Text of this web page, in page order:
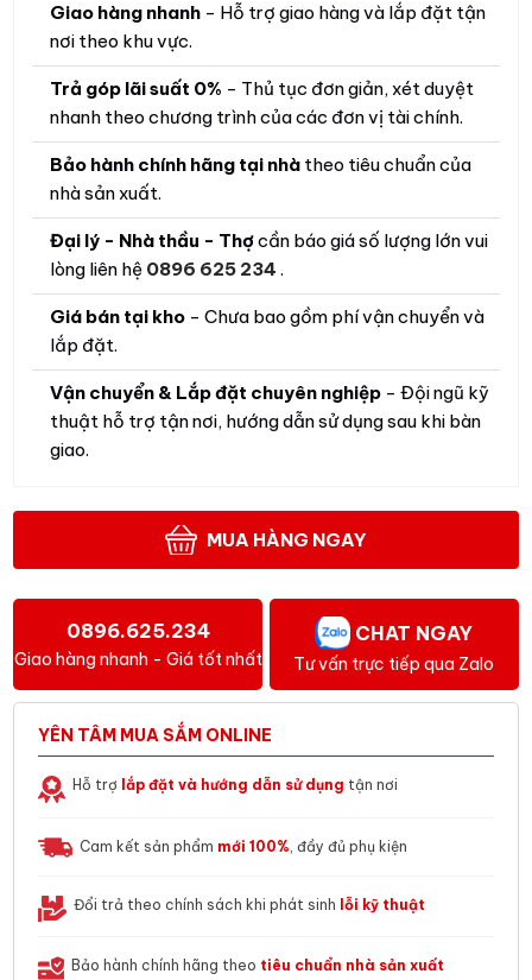
Giao hàng nhanh - Hỗ trợ giao hàng và lắp đặt tận
nơi theo khu vực.
Trả góp lãi suất 0% - Thủ tục đơn giản, xét duyệt
nhanh theo chương trình của các đơn vị tài chính.
Bảo hành chính hãng tại nhà theo tiêu chuẩn của
nhà sản xuất.
Đại lý - Nhà thầu - Thợcần báo giá số lượng lớn vui
lòng liên hệ 0896 625 234.
Giá bán tại kho - Chưa bao gồm phí vận chuyển và
lắp đặt.
Vận chuyển & Lắp đặt chuyên nghiệp - Đội ngũ kỹ
thuật hỗ trợ tận nơi, hướng dẫn sử dụng sau khi bàn
giao.
MUA HÀNG NGAY
0896.625.234
Giao hàng nhanh - Giá tốt nhất
CHAT NGAY
Tư vấn trực tiếp qua Zalo
YÊN TÂM MUA SẮM ONLINE
Hỗ trợ lắp đặt và hướng dẫn sử dụng tận nơi
Cam kết sản phẩm mới 100% , đầy đủ phụ kiện
Đổi trả theo chính sách khi phát sinh lỗi kỹ thuật
Bảo hành chính hãng theo tiêu chuẩn nhà sản xuất